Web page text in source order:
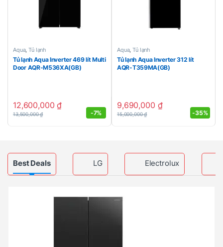
Aqua,Tủ lạnh
Tủ lạnh Aqua Inverter 469 lít Multi
Door AQR-M536XA(GB)
12,600,000₫
13,500,000₫ -7%
Aqua,Tủ lạnh
Tủ lạnh Aqua Inverter 312 lít
AQR-T359MA(GB)
9,690,000 ₫
15,000,000₫ -35%
Products Grid
Best Deals LG Electrolux